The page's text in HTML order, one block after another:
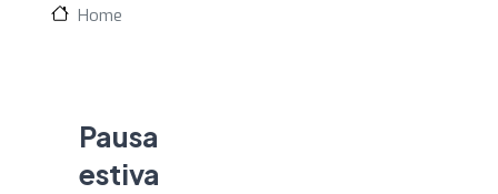
Home
Pausa
estiva